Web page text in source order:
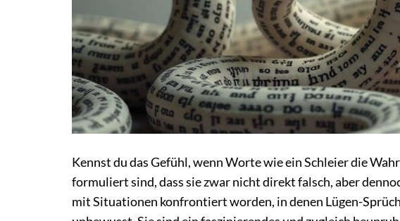
Kennst du das Gefühl, wenn Worte wie ein Schleier die
formuliert sind, dass sie zwar nicht direkt falsch, aber
mit Situationen konfrontiert worden, in denen Lügen-